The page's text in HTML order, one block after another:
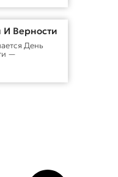
Верности
День
—